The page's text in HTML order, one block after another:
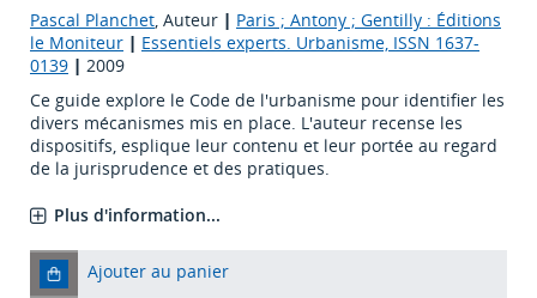
Pascal Planchet, Auteur | Paris ; Antony ; Gentilly : Éditions
le Moniteur | Essentiels experts. Urbanisme, ISSN 1637-
0139 | 2009
Ce guide explore le Code de l'urbanisme pour identifier les
divers mécanismes mis en place. L'auteur recense les
dispositifs, esplique leur contenu et leur portée au regard
de la jurisprudence et des pratiques.
Plus d'information...
Ajouter au panier